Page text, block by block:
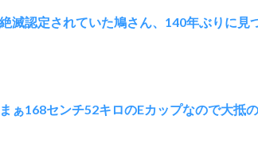
絶滅認定されていた鳩さん、140年ぶりに見
まぁ168センチ52キロのEカップなので大抵